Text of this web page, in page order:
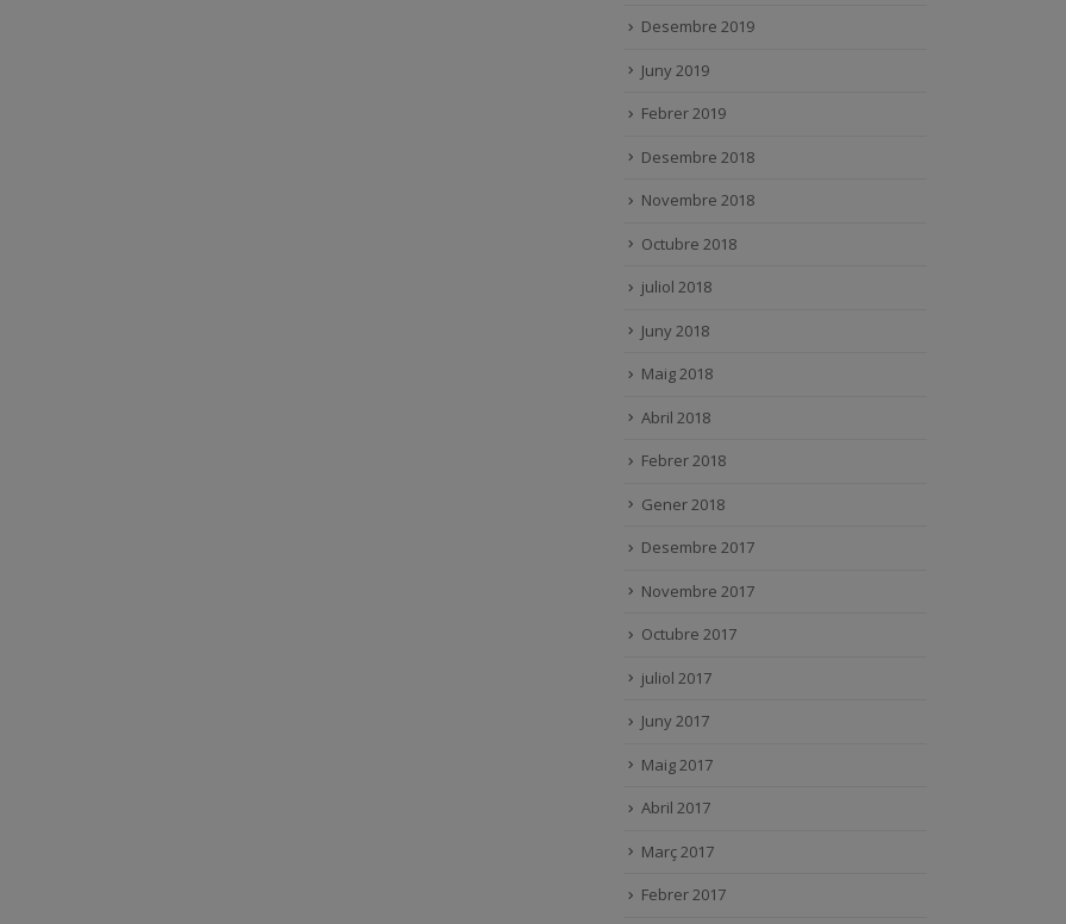
Desembre 2019
Juny 2019
Febrer 2019
Desembre 2018
Novembre 2018
Octubre 2018
juliol 2018
Juny 2018
Maig 2018
Abril 2018
Febrer 2018
Gener 2018
Desembre 2017
Novembre 2017
Octubre 2017
juliol 2017
Juny 2017
Maig 2017
Abril 2017
Març 2017
Febrer 2017